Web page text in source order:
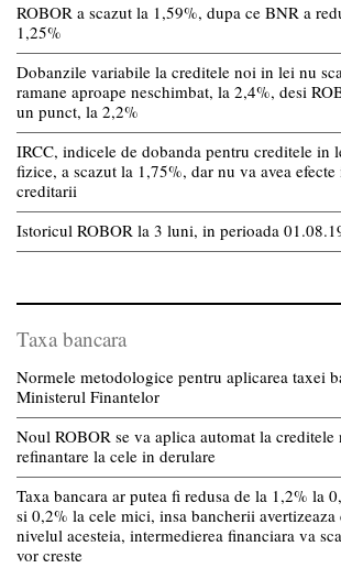
ROBOR a scazut la 1,59%, dupa ce BNR a
1,25%
Dobanzile variabile la creditele noi in lei nu
ramane aproape neschimbat, la 2,4%, desi
un punct, la 2,2%
IRCC, indicele de dobanda pentru creditele in
fizice, a scazut la 1,75%, dar nu va avea
creditarii
Istoricul ROBOR la 3 luni, in perioada
Taxa bancara
Normele metodologice pentru aplicarea taxei
Ministerul Finantelor
Noul ROBOR se va aplica automat la
refinantare la cele in derulare
Taxa bancara ar putea fi redusa de la 1,2% la
si 0,2% la cele mici, insa bancherii
nivelul acesteia, intermedierea financiara va
vor creste